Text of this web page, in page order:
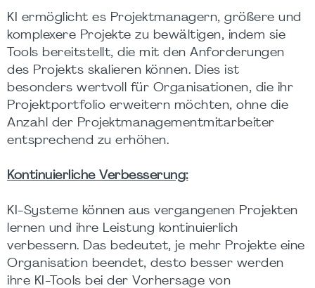
KI ermöglicht es Projektmanagern, größere und
komplexere Projekte zu bewältigen, indem sie
Tools bereitstellt, die mit den Anforderungen
des Projekts skalieren können. Dies ist
besonders wertvoll für Organisationen, die ihr
Projektportfolio erweitern möchten, ohne die
Anzahl der Projektmanagementmitarbeiter
entsprechend zu erhöhen.
Kontinuierliche Verbesserung:
KI-Systeme können aus vergangenen Projekten
lernen und ihre Leistung kontinuierlich
verbessern. Das bedeutet, je mehr Projekte eine
Organisation beendet, desto besser werden
ihre KI-Tools bei der Vorhersage von